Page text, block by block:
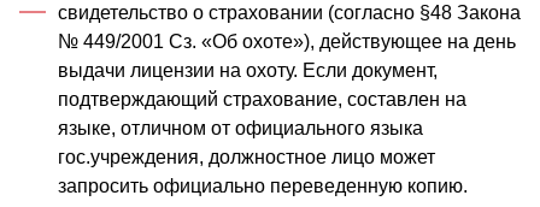
свидетельство о страховании (согласно §48 Закона
№ 449/2001 Сз. «Об охоте»), действующее на день
выдачи лицензии на охоту. Если документ,
подтверждающий страхование, составлен на
языке, отличном от официального языка
гос.учреждения, должностное лицо может
запросить официально переведенную копию.